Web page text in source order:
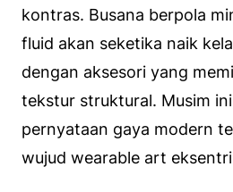
kontras. Busana berpola
fluid akan seketika naik
dengan aksesori yang
tekstur struktural. Musim
pernyataan gaya modern
wujud wearable art